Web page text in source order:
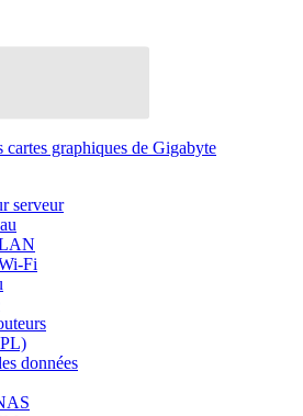
cartes graphiques de Gigabyte
serveur
Fi
données